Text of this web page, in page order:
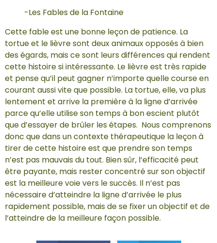
-Les Fables de la Fontaine
Cette fable est une bonne leçon de patience. La
tortue et le lièvre sont deux animaux opposés à bien
des égards, mais ce sont leurs différences qui rendent
cette histoire si intéressante. Le lièvre est très rapide
et pense qu’il peut gagner n’importe quelle course en
courant aussi vite que possible. La tortue, elle, va plus
lentement et arrive la première à la ligne d’arrivée
parce qu’elle utilise son temps à bon escient plutôt
que d’essayer de brûler les étapes. Nous comprenons
donc que dans un contexte thérapeutique la leçon à
tirer de cette histoire est que prendre son temps
n’est pas mauvais du tout. Bien sûr, l’efficacité peut
être payante, mais rester concentré sur son objectif
est la meilleure voie vers le succès. Il n’est pas
nécessaire d’atteindre la ligne d’arrivée le plus
rapidement possible, mais de se fixer un objectif et de
l’atteindre de la meilleure façon possible.